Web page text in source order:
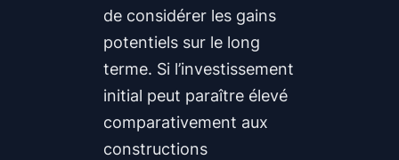
de considérer les gains
potentiels sur le long
terme. Si l’investissement
initial peut paraître élevé
comparativement aux
constructions